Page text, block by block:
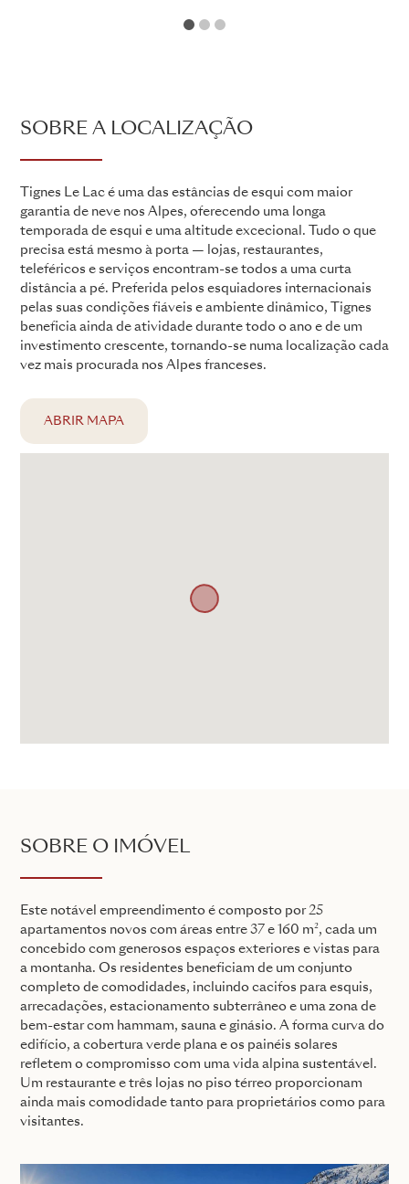
SOBRE A LOCALIZAÇÃO
Tignes Le Lac é uma das estâncias de esqui com maior
garantia de neve nos Alpes, oferecendo uma longa
temporada de esqui e uma altitude excecional. Tudo o que
precisa está mesmo à porta — lojas, restaurantes,
teleféricos e serviços encontram-se todos a uma curta
distância a pé. Preferida pelos esquiadores internacionais
pelas suas condições fiáveis e ambiente dinâmico, Tignes
beneficia ainda de atividade durante todo o ano e de um
investimento crescente, tornando-se numa localização cada
vez mais procurada nos Alpes franceses.
ABRIR MAPA
SOBRE O IMÓVEL
Este notável empreendimento é composto por 25
apartamentos novos com áreas entre 37 e 160 m², cada um
concebido com generosos espaços exteriores e vistas para
a montanha. Os residentes beneficiam de um conjunto
completo de comodidades, incluindo cacifos para esquis,
arrecadações, estacionamento subterrâneo e uma zona de
bem-estar com hammam, sauna e ginásio. A forma curva do
edifício, a cobertura verde plana e os painéis solares
refletem o compromisso com uma vida alpina sustentável.
Um restaurante e três lojas no piso térreo proporcionam
ainda mais comodidade tanto para proprietários como para
visitantes.